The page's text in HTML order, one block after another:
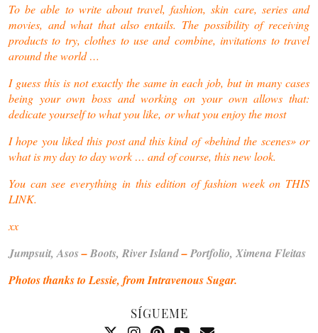
To be able to write about travel, fashion, skin care, series and
movies, and what that also entails. The possibility of receiving
products to try, clothes to use and combine, invitations to travel
around the world …
I guess this is not exactly the same in each job, but in many cases
being your own boss and working on your own allows that:
dedicate yourself to what you like, or what you enjoy the most
I hope you liked this post and this kind of «behind the scenes» or
what is my day to day work … and of course, this new look.
You can see everything in this edition of fashion week on THIS
LINK.
xx
Jumpsuit, Asos–Boots, River Island–Portfolio, Ximena Fleitas
Photos thanks to Lessie, from Intravenous Sugar.
SÍGUEME